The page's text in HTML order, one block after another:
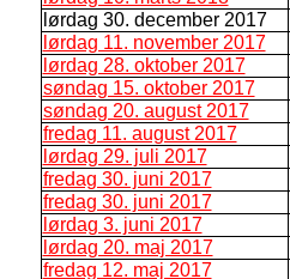
lørdag 30. december 2017
lørdag 11. november 2017
lørdag 28. oktober 2017
søndag 15. oktober 2017
søndag 20. august 2017
fredag 11. august 2017
lørdag 29. juli 2017
fredag 30. juni 2017
fredag 30. juni 2017
lørdag 3. juni 2017
lørdag 20. maj 2017
fredag 12. maj 2017